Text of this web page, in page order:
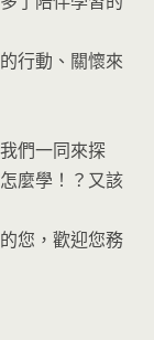
行動、關懷來
們一同來探
麼學！？又該
您，歡迎您務